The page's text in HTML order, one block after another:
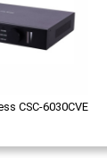
CSC-6030CVE